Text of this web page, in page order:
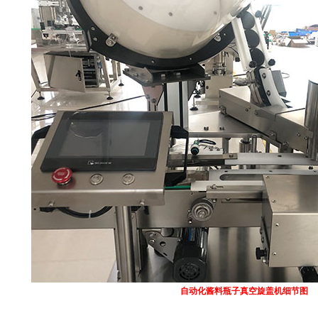
自动化酱料瓶子真空旋盖机细节图